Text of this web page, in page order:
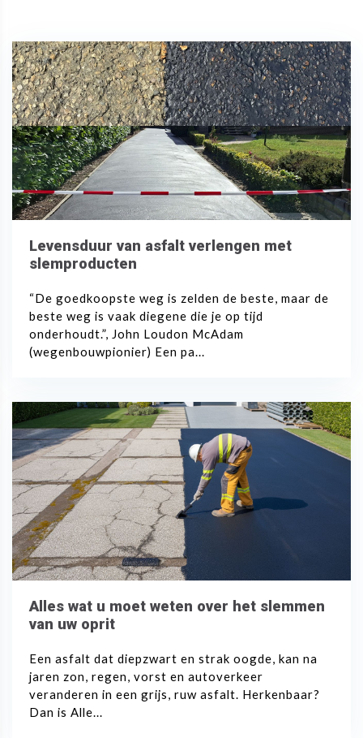
Levensduur van asfalt verlengen met
slemproducten
“De goedkoopste weg is zelden de beste, maar de
beste weg is vaak diegene die je op tijd
onderhoudt.”, John Loudon McAdam
(wegenbouwpionier) Een pa...
Alles wat u moet weten over het slemmen
van uw oprit
Een asfalt dat diepzwart en strak oogde, kan na
jaren zon, regen, vorst en autoverkeer
veranderen in een grijs, ruw asfalt. Herkenbaar?
Dan is Alle...